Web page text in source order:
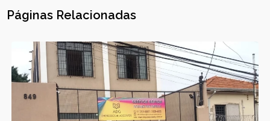
Páginas Relacionadas